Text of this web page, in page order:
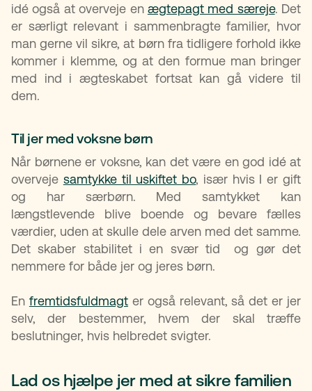
idé også at overveje en ægtepagt med særeje. Det
er særligt relevant i sammenbragte familier, hvor
man gerne vil sikre, at børn fra tidligere forhold ikke
kommer i klemme, og at den formue man bringer
med ind i ægteskabet fortsat kan gå videre til
dem.
Til jer med voksne børn
Når børnene er voksne, kan det være en god idé at
overveje samtykke til uskiftet bo, især hvis I er gift
og har særbørn. Med samtykket kan
længstlevende blive boende og bevare fælles
værdier, uden at skulle dele arven med det samme.
Det skaber stabilitet i en svær tid og gør det
nemmere for både jer og jeres børn.
En fremtidsfuldmagter også relevant, så det er jer
selv, der bestemmer, hvem der skal træffe
beslutninger, hvis helbredet svigter.
Lad os hjælpe jer med at sikre familien